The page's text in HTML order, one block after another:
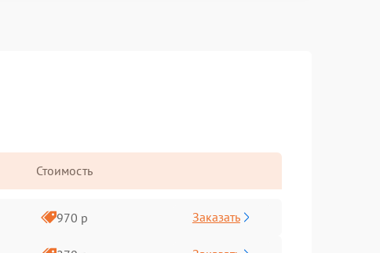
Стоимость
970 р Заказать